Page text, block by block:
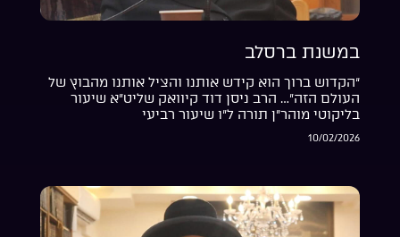
במשנת ברסלב
“הקדוש ברוך הוא קידש אותנו והציל אותנו מהבוץ של
העולם הזה”… הרב ניסן דוד קיוואק שליט”א שיעור
בליקוטי מוהר”ן תורה ל”ו שיעור רביעי
10/02/2026